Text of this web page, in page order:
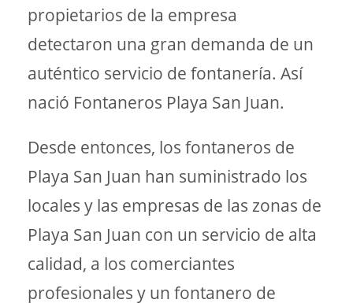
propietarios de la empresa
detectaron una gran demanda de un
auténtico servicio de fontanería. Así
nació Fontaneros Playa San Juan.
Desde entonces, los fontaneros de
Playa San Juan han suministrado los
locales y las empresas de las zonas de
Playa San Juan con un servicio de alta
calidad, a los comerciantes
profesionales y un fontanero de